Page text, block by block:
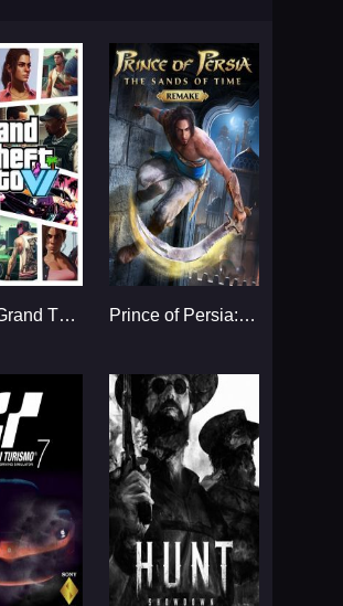
GTA 6 / Grand Theft Auto VI Prince of Persia: The Sands